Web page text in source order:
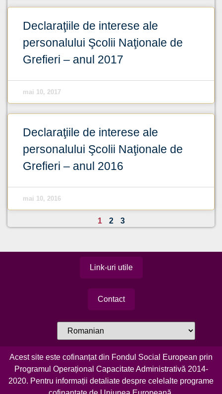
Declaraţiile de interese ale
personalului Şcolii Naţionale de
Grefieri – anul 2017
mai 10, 2017
Declaraţiile de interese ale
personalului Şcolii Naţionale de
Grefieri – anul 2016
mai 10, 2016
1 2 3
Link-uri utile
Contact
Acest site este cofinanțat din Fondul Social European prin
Programul Operațional Capacitate Administrativă 2014-
2020. Pentru informații detaliate despre celelalte programe